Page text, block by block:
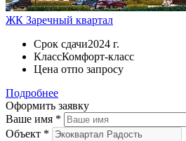
ЖК Заречный квартал
Срок сдачи2024 г.
КлассКомфорт-класс
Цена отпо запросу
Подробнее
Оформить заявку
Ваше имя *
Объект *